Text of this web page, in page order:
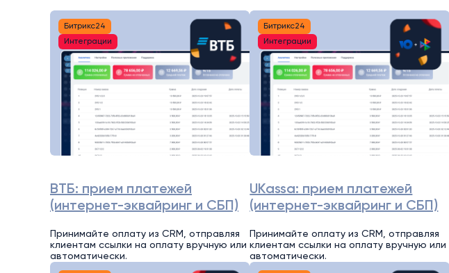
Битрикс24
Интеграции
ВТБ: прием платежей
(интернет-эквайринг и СБП)
Принимайте оплату из CRM, отправляя
клиентам ссылки на оплату вручную или
автоматически.
Битрикс24
Интеграции
UKassa: прием платежей
(интернет-эквайринг и СБП)
Принимайте оплату из CRM, отправляя
клиентам ссылки на оплату вручную или
автоматически.